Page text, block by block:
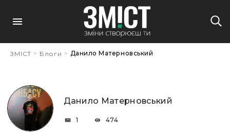
ЗМІСТ > Блоги > Данило Матерновський
Данило Матерновський
1 474